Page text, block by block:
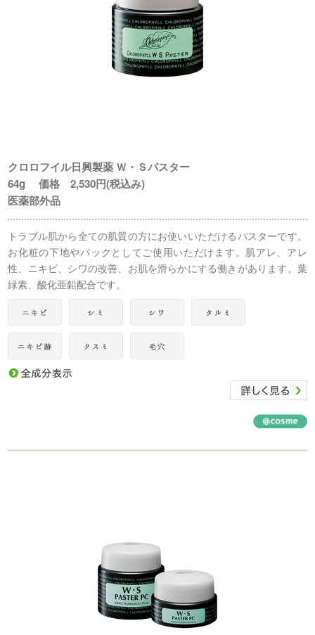
クロロフイル日興製薬 Ｗ・Ｓパスター
64g 価格 2,530円(税込み)
医薬部外品
トラブル肌から全ての肌質の方にお使いいただけるパスターです。
お化粧の下地やパックとしてご使用いただけます。肌アレ、アレ
性、ニキビ、シワの改善、お肌を滑らかにする働きがあります。葉
緑素、酸化亜鉛配合です。